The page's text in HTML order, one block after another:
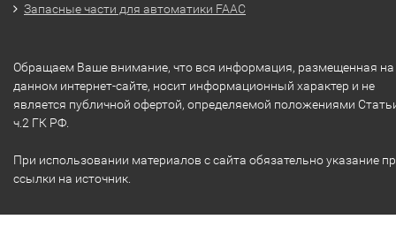
Запасные части для автоматики FAAC
Обращаем Ваше внимание, что вся информация, размещенная на
данном интернет-сайте, носит информационный характер и не
является публичной офертой, определяемой положениями
ч.2 ГК РФ.
При использовании материалов с сайта обязательно указание
ссылки на источник.